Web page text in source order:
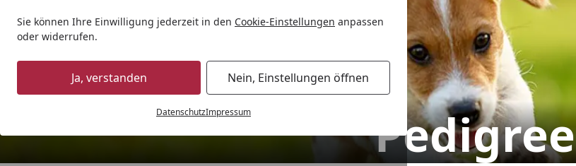
Sie können Ihre Einwilligung jederzeit in den Cookie-Einstellungen anpassen
oder widerrufen.
Ja, verstanden Nein, Einstellungen öffnen
DatenschutzImpressum Pedigree